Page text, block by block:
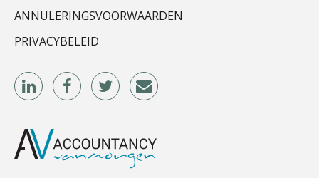
Kirsten Kievit
ANNULERINGSVOORWAARDEN
PRIVACYBELEID